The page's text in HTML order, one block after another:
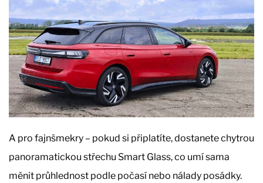
A pro fajnšmekry – pokud si připlatíte, dostanete chytrou
panoramatickou střechu Smart Glass, co umí sama
měnit průhlednost podle počasí nebo nálady posádky.